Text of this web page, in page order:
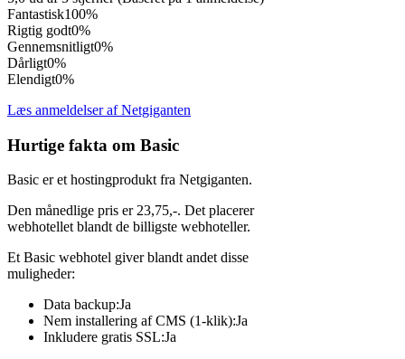
Fantastisk100%
Rigtig godt0%
Gennemsnitligt0%
Dårligt0%
Elendigt0%
Læs anmeldelser af Netgiganten
Hurtige fakta om Basic
Basic er et hostingprodukt fra Netgiganten.
Den månedlige pris er 23,75,-. Det placerer
webhotellet blandt de billigste webhoteller.
Et Basic webhotel giver blandt andet disse
muligheder:
Data backup:Ja
Nem installering af CMS (1-klik):Ja
Inkludere gratis SSL:Ja